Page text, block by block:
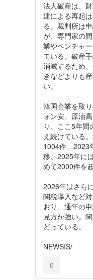
法人破産は、
建による再起
る。裁判所は
が、専門家の
業やベンチャ
ている。破産
消滅するため
きなどよりも
い。
韓国企業を取
ォン安、原油
り、ここ5年
え続けている
1004件、2023
移。2025年に
めて2000件を
2026年はさら
関税導入など
おり、通年の
見方が強い。
どっている。
NEWSIS/
0